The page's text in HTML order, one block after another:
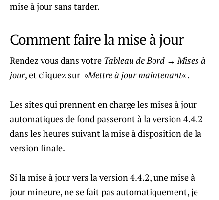
mise à jour sans tarder.
Comment faire la mise à jour
Rendez vous dans votre Tableau de Bord → Mises à
jour, et cliquez sur ​​ »Mettre à jour maintenant« .
Les sites qui prennent en charge les mises à jour
automatiques de fond passeront à la version 4.4.2
dans les heures suivant la mise à disposition de la
version finale.
Si la mise à jour vers la version 4.4.2, une mise à
jour mineure, ne se fait pas automatiquement, je